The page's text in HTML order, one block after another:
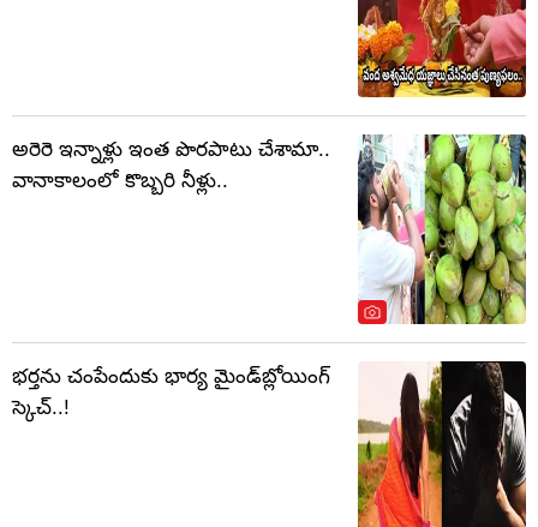
అరెరె ఇన్నాళ్లు ఇంత పొరపాటు చేశామా..
వానాకాలంలో కొబ్బరి నీళ్లు..
భర్తను చంపేందుకు భార్య మైండ్‌బ్లోయింగ్
స్కెచ్..!